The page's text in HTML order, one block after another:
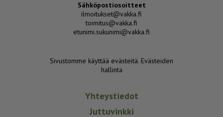
Sähköpostiosoitteet
ilmoitukset@vakka.fi
toimitus@vakka.fi
etunimi.sukunimi@vakka.fi
Sivustomme käyttää evästeitä. Evästeiden
hallinta
Yhteystiedot
Juttuvinkki